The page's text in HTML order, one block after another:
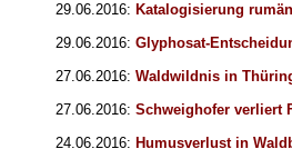
29.06.2016: Katalogisierung
29.06.2016: Glyphosat-
27.06.2016: Waldwildnis in
27.06.2016: Schweighofer verliert
24.06.2016: Humusverlust in